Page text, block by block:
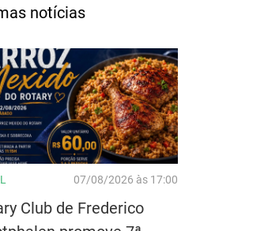
notícias
07/08/2026 às 17:00
Club de Frederico